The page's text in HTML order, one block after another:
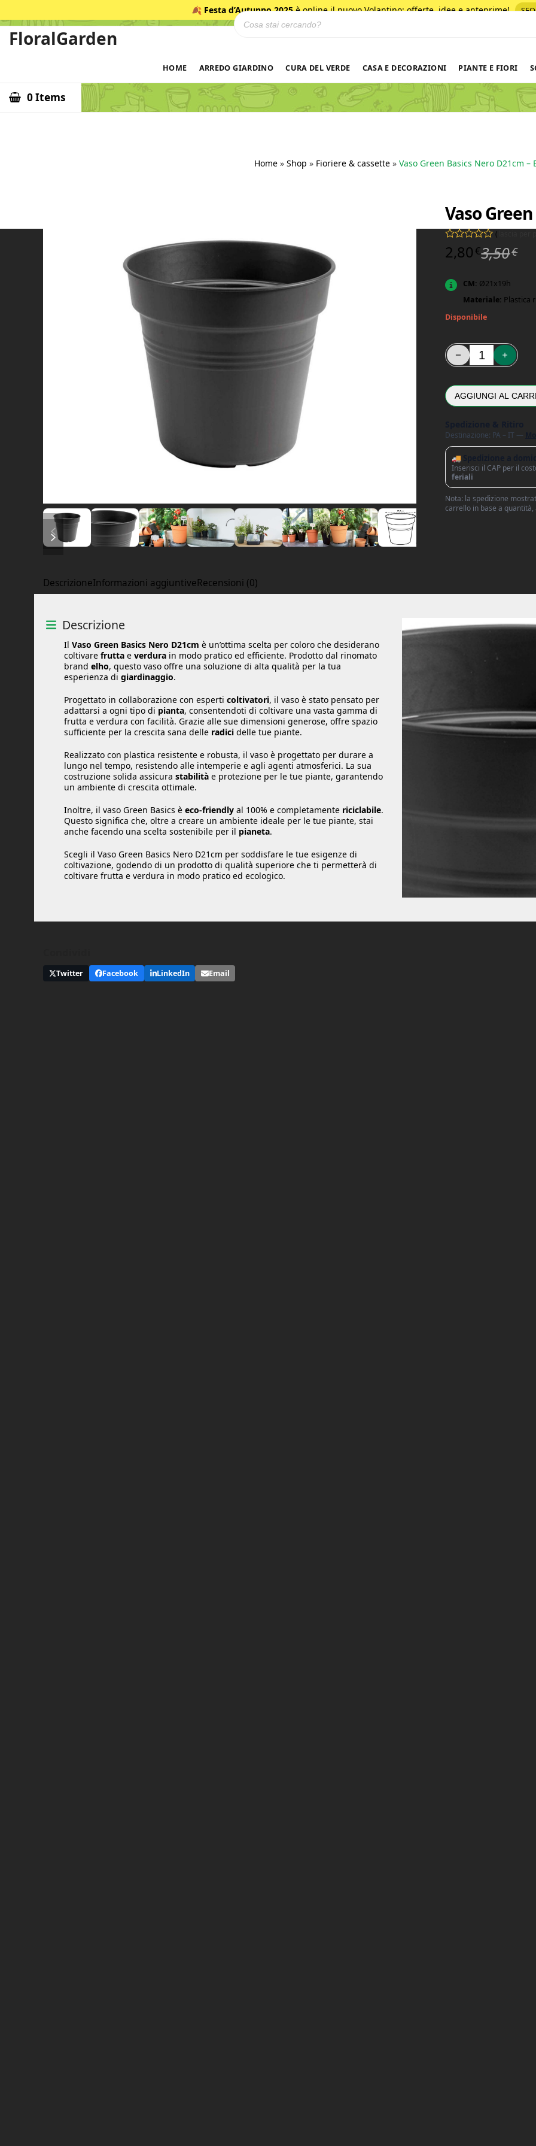
al
contenuto
🍂 Festa d’Autunno 2025è online il nuovo Volantino: offerte, idee e anteprime!
FloralGarden
Ricerca prodotti
HOME ARREDO GIARDINO CURA DEL VERDE CASA E DECORAZIONI PIANTE E FIORI
0 Items
Home» Shop » Fioriere & cassette» Vaso Green Basics Nero D21cm –
diapositiva precedente
diapositiva successiva
Vaso
Valutato0 su 5
(
3,50€Il
2,80 € Il
CM: Ø21x19h
Materiale: Plastica
Disponibile
Vaso Green Basics
AGGIUNGI AL
Destinazione: PA – IT —
🚚 Spedizione a
Inserisci il CAP per il
feriali
Nota: la spedizione
carrello in base a
DescrizioneInformazioni aggiuntiveRecensioni (0)
Descrizione
Il Vaso Green Basics Nero D21cm è un’ottima scelta per coloro che desiderano
coltivare frutta e verdura in modo pratico ed efficiente. Prodotto dal rinomato
brand elho, questo vaso offre una soluzione di alta qualità per la tua
esperienza di giardinaggio.
Progettato in collaborazione con esperti coltivatori, il vaso è stato pensato per
adattarsi a ogni tipo di pianta, consentendoti di coltivare una vasta gamma di
frutta e verdura con facilità. Grazie alle sue dimensioni generose, offre spazio
sufficiente per la crescita sana delle radici delle tue piante.
Realizzato con plastica resistente e robusta, il vaso è progettato per durare a
lungo nel tempo, resistendo alle intemperie e agli agenti atmosferici. La sua
costruzione solida assicura stabilità e protezione per le tue piante, garantendo
un ambiente di crescita ottimale.
Inoltre, il vaso Green Basics è eco-friendly al 100% e completamente riciclabile.
Questo significa che, oltre a creare un ambiente ideale per le tue piante, stai
anche facendo una scelta sostenibile per il pianeta.
Scegli il Vaso Green Basics Nero D21cm per soddisfare le tue esigenze di
coltivazione, godendo di un prodotto di qualità superiore che ti permetterà di
coltivare frutta e verdura in modo pratico ed ecologico.
Twitter Facebook LinkedIn Email